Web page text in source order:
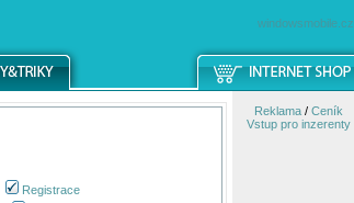
windowsmobile.cz
Registrace
Reklama/ Ceník
Vstup pro inzerenty